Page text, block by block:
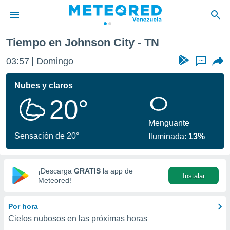
de
ha
calidad.
a este
las
y
digital
basada
Tiempo en Johnson City - TN
03:57 Domingo ...
Nubes y claros
20°
Sensación de 20°
Menguante
Iluminada: 13%
¡Descarga GRATIS la app de
Meteored!
Instalar
Por hora
Cielos nubosos en las próximas horas